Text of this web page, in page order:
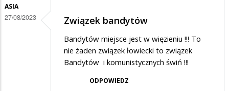
odpowiedzi
ASIA
27/08/2023 Związek bandytów
Bandytów miejsce jest w więzieniu !!! To
nie żaden związek łowiecki to związek
Bandytów i komunistycznych świń !!!
ODPOWIEDZ